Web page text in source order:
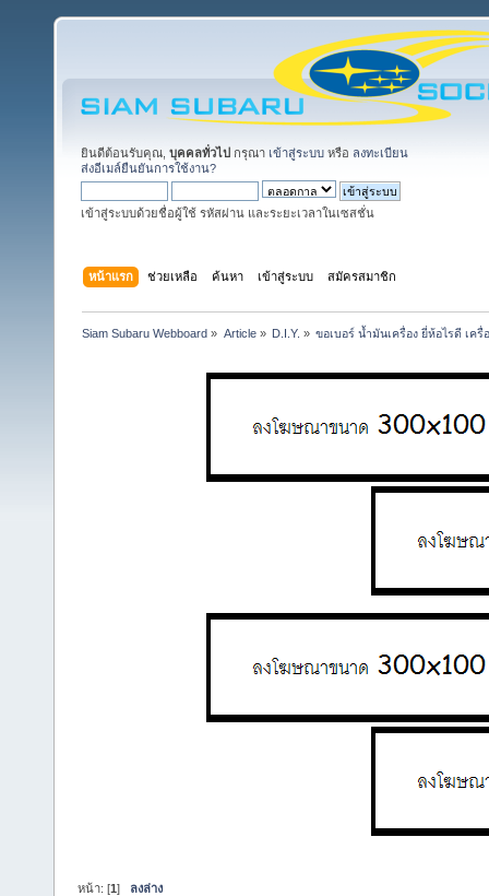
ยินดีต้อนรับคุณ, บุคคลทั่วไป กรุณา เข้าสู่ระบบ หรือ ลงทะเบียน
ส่งอีเมล์ยืนยันการใช้งาน?
เข้าสู่ระบบด้วยชื่อผู้ใช้ รหัสผ่าน และระยะเวลาในเซสชั่น
หน้าแรก ช่วยเหลือ ค้นหา เข้าสู่ระบบ สมัครสมาชิก
Siam Subaru Webboard » Article» D.I.Y. » ขอเบอร์ น้ำมันเครื่อง ยี่ห้อไรดี เค
หน้า: [1] ลงล่าง